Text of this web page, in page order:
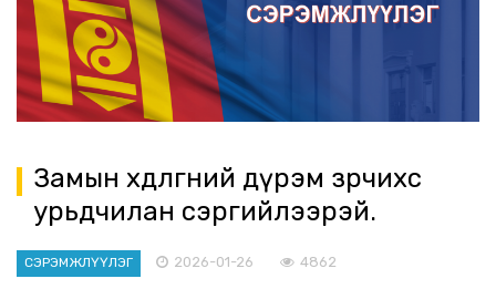
Замын хөдөлгөөний дүрэм зөрчихөөс
урьдчилан сэргийлээрэй.
СЭРЭМЖЛҮҮЛЭГ 2026-01-26 4862